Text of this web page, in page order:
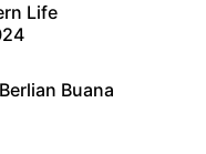
Life
Buana